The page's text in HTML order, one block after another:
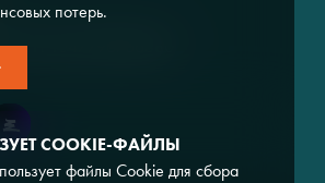
1047796766380
потерь.
COOKIE-ФАЙЛЫ
файлы Cookie для сбора